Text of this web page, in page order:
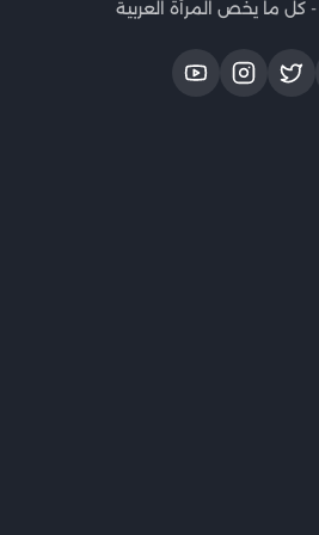
كل ما يخص المرأة العربية